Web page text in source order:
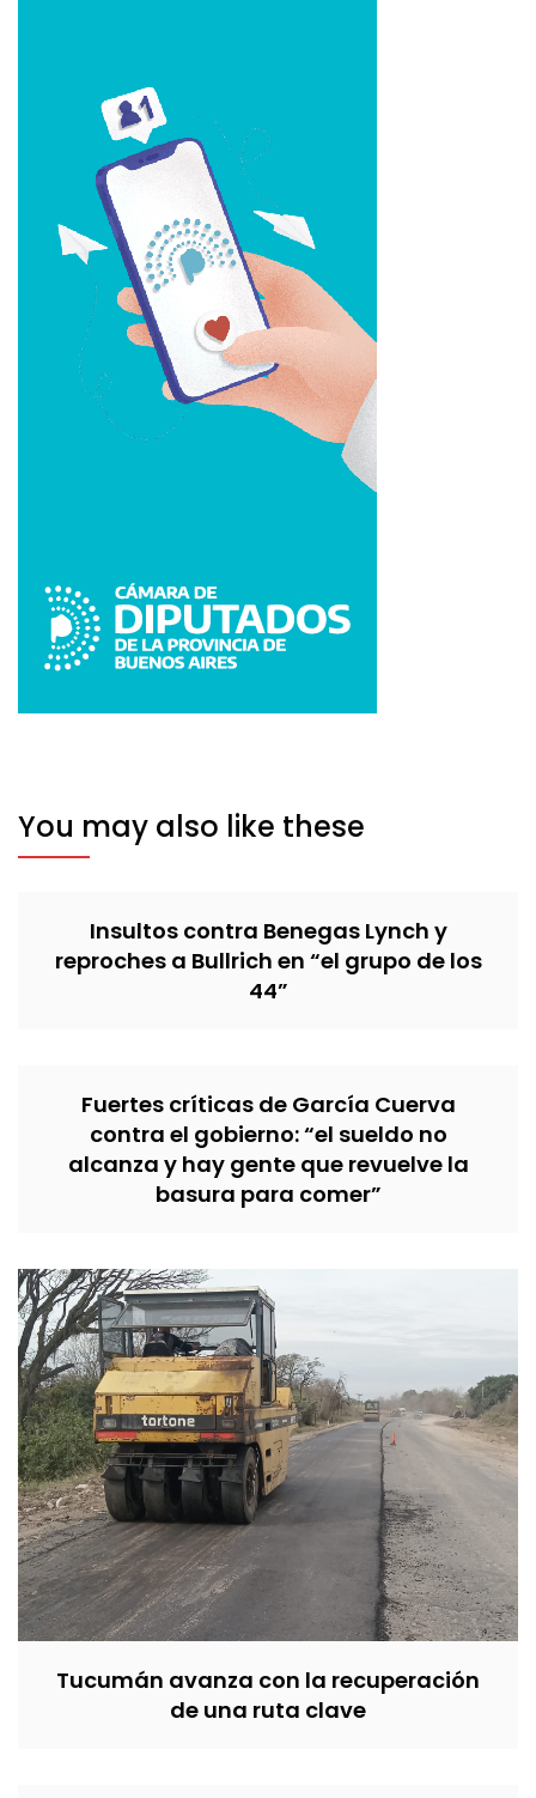
You may also like these
Insultos contra Benegas Lynch y
reproches a Bullrich en “el grupo de los
44”
Fuertes críticas de García Cuerva
contra el gobierno: “el sueldo no
alcanza y hay gente que revuelve la
basura para comer”
Tucumán avanza con la recuperación
de una ruta clave